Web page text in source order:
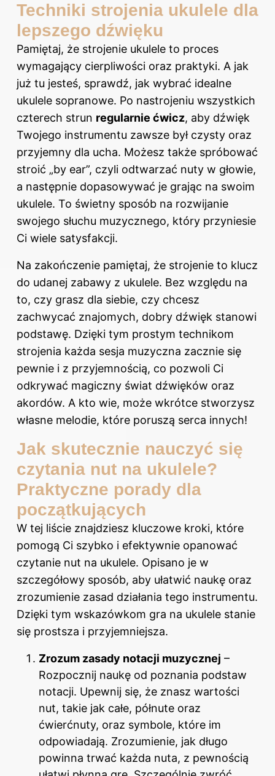
Techniki strojenia ukulele dla
lepszego dźwięku
Pamiętaj, że strojenie ukulele to proces
wymagający cierpliwości oraz praktyki. A jak
już tu jesteś, sprawdź, jak wybrać idealne
ukulele sopranowe. Po nastrojeniu wszystkich
czterech strun regularnie ćwicz, aby dźwięk
Twojego instrumentu zawsze był czysty oraz
przyjemny dla ucha. Możesz także spróbować
stroić „by ear”, czyli odtwarzać nuty w głowie,
a następnie dopasowywać je grając na swoim
ukulele. To świetny sposób na rozwijanie
swojego słuchu muzycznego, który przyniesie
Ci wiele satysfakcji.
Na zakończenie pamiętaj, że strojenie to klucz
do udanej zabawy z ukulele. Bez względu na
to, czy grasz dla siebie, czy chcesz
zachwycać znajomych, dobry dźwięk stanowi
podstawę. Dzięki tym prostym technikom
strojenia każda sesja muzyczna zacznie się
pewnie i z przyjemnością, co pozwoli Ci
odkrywać magiczny świat dźwięków oraz
akordów. A kto wie, może wkrótce stworzysz
własne melodie, które poruszą serca innych!
Jak skutecznie nauczyć się
czytania nut na ukulele?
Praktyczne porady dla
początkujących
W tej liście znajdziesz kluczowe kroki, które
pomogą Ci szybko i efektywnie opanować
czytanie nut na ukulele. Opisano je w
szczegółowy sposób, aby ułatwić naukę oraz
zrozumienie zasad działania tego instrumentu.
Dzięki tym wskazówkom gra na ukulele stanie
się prostsza i przyjemniejsza.
Zrozum zasady notacji muzycznej –
Rozpocznij naukę od poznania podstaw
notacji. Upewnij się, że znasz wartości
nut, takie jak całe, półnute oraz
ćwierćnuty, oraz symbole, które im
odpowiadają. Zrozumienie, jak długo
powinna trwać każda nuta, z pewnością